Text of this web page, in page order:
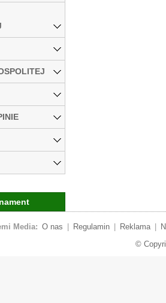
Media: O nas Regulamin Reklama
©